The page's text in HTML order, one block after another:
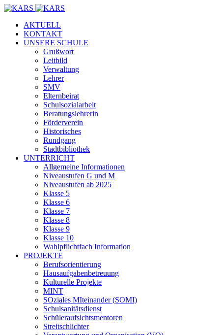
AKTUELL
KONTAKT
UNSERE SCHULE
Grußwort
Leitbild
Verwaltung
Lehrer
SMV
Elternbeirat
Schulsozialarbeit
Beratungslehrerin
Förderverein
Historisches
Rundgang
Stadtbibliothek
UNTERRICHT
Allgemeine Informationen
Niveaustufen G und M
Niveaustufen ab 2025
Klasse 5
Klasse 6
Klasse 7
Klasse 8
Klasse 9
Klasse 10
Wahlpflichtfach Information
PROJEKTE
Berufsorientierung
Hausaufgabenbetreuung
Kulturelle Projekte
MINT
SOziales MIteinander (SOMI)
Schulsanitätsdienst
Schüleraufsichtsmentoren
Streitschlichter